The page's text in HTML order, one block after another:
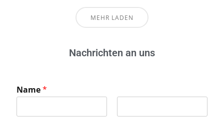
MEHR LADEN
Nachrichten an uns
Name*